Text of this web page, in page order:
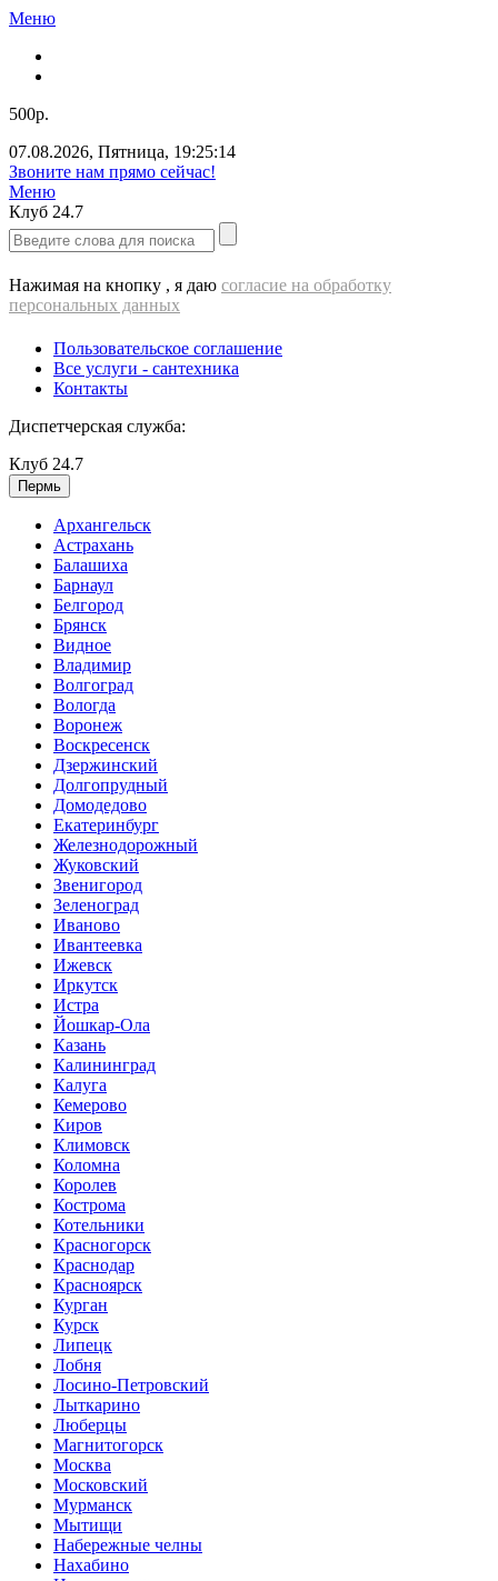
Меню
500р.
07.08.2026, Пятница, 19:25:14
Звоните нам прямо сейчас!
Меню
Клуб 24.7
Нажимая на кнопку , я даю согласие на обработку
персональных данных
Пользовательское соглашение
Все услуги - cантехника
Контакты
Диспетчерская служба:
Клуб 24.7
Пермь
Архангельск
Астрахань
Балашиха
Барнаул
Белгород
Брянск
Видное
Владимир
Волгоград
Вологда
Воронеж
Воскресенск
Дзержинский
Долгопрудный
Домодедово
Екатеринбург
Железнодорожный
Жуковский
Звенигород
Зеленоград
Иваново
Ивантеевка
Ижевск
Иркутск
Истра
Йошкар-Ола
Казань
Калининград
Калуга
Кемерово
Киров
Климовск
Коломна
Королев
Кострома
Котельники
Красногорск
Краснодар
Красноярск
Курган
Курск
Липецк
Лобня
Лосино-Петровский
Лыткарино
Люберцы
Магнитогорск
Москва
Московский
Мурманск
Мытищи
Набережные челны
Нахабино